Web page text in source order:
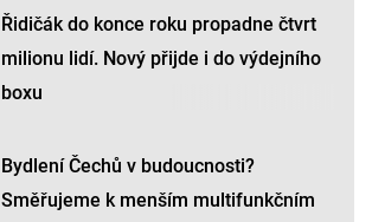
Řidičák do konce roku propadne čtvrt
milionu lidí. Nový přijde i do výdejního
boxu
Bydlení Čechů v budoucnosti?
Směřujeme k menším multifunkčním